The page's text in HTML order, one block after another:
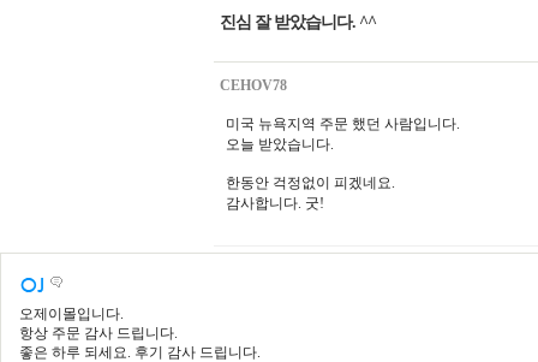
진심 잘 받았습니다. ^^
CEHOV78
미국 뉴욕지역 주문 했던 사람입니다.
오늘 받았습니다.
한동안 걱정없이 피겠네요.
감사합니다. 굿!
오제이몰입니다.
항상 주문 감사 드립니다.
좋은 하루 되세요. 후기 감사 드립니다.